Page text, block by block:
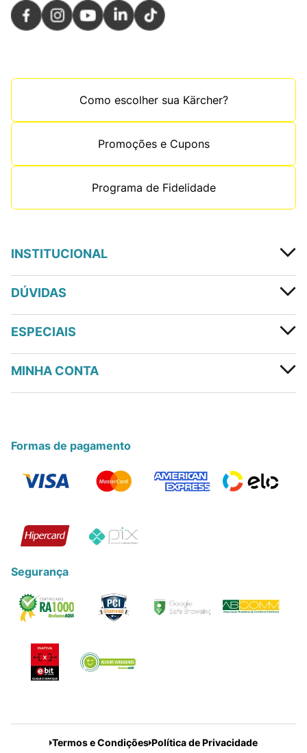
Como escolher sua Kärcher?
Promoções e Cupons
Programa de Fidelidade
INSTITUCIONAL
DÚVIDAS
ESPECIAIS
MINHA CONTA
Formas de pagamento
Segurança
Termos e Condições Política de Privacidade